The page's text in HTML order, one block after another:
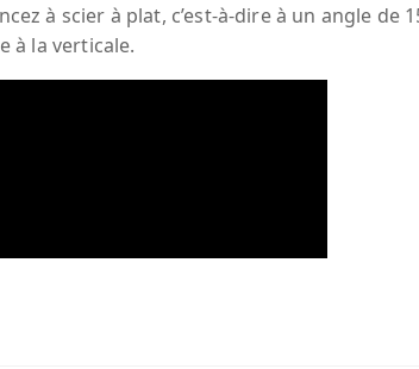
à scier à plat, c’est-à-dire à un angle de
à la verticale.